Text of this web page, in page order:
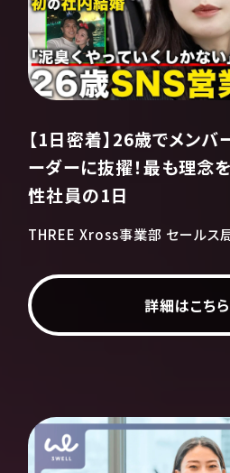
【1日密着】26歳でメンバ
ーダーに抜擢！最も理念
性社員の1日
THREE Xross事業部 セールス
詳細はこち